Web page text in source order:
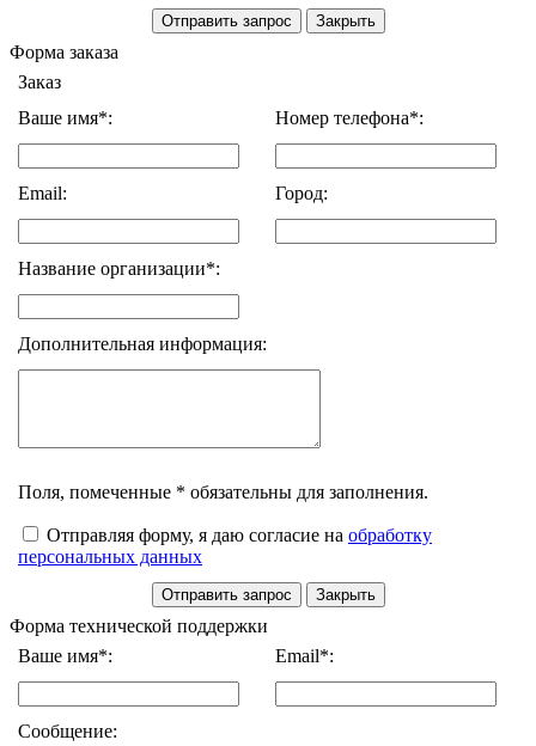
Форма заказа
Заказ
Ваше имя*:
Номер телефона*:
Email: Город:
Название организации*:
Дополнительная информация:
Поля, помеченные * обязательны для заполнения.
Отправляя форму, я даю согласие на обработку
персональных данных
Форма технической поддержки
Ваше имя*:
Email*:
Сообщение: